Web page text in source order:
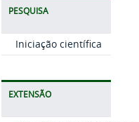
PESQUISA
Iniciação científica
EXTENSÃO